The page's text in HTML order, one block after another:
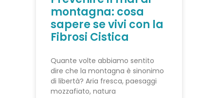
montagna: cosa
sapere se vivi con la
Fibrosi Cistica
Quante volte abbiamo sentito
dire che la montagna è sinonimo
di libertà? Aria fresca, paesaggi
mozzafiato, natura